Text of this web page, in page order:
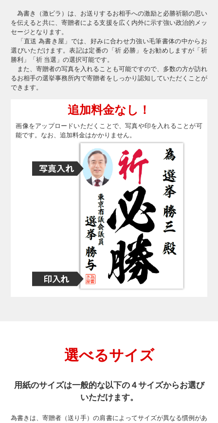
為書き（激ビラ）は、お送りするお相手への激励と必勝祈願の思い
を伝えると共に、寄贈者による支援を広く内外に示す強い政治的メッ
セージとなります。
「直送 為書き屋」では、好みに合わせ力強い毛筆書体の中からお
選びいただけます。表記は定番の「祈 必勝」をお勧めしますが「祈
勝利」「祈 当選」の選択可能です。
また、寄贈者の写真を入れることも可能ですので、多数の方が訪れ
るお相手の選挙事務所内で寄贈者をしっかり認知していただくことが
できます。
追加料金なし！
画像をアップロードいただくことで、写真や印を入れることが可
能です。なお、追加料金はかかりません。
選べるサイズ
用紙のサイズは一般的な以下の４サイズからお選び
いただけます。
為書きは、寄贈者（送り手）の肩書によってサイズが異なる慣例があ